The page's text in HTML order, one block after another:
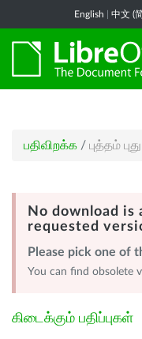
English 中文 (
பதிவிறக்க / புத்தம்
No download is
requested
Please pick one of
You can find obsolete
கிடைக்கும் பதிப்புகள்